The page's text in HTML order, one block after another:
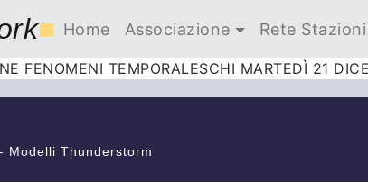
■ Home Associazione Rete
FENOMENI TEMPORALESCHI MARTEDÌ 21
Modelli Thunderstorm